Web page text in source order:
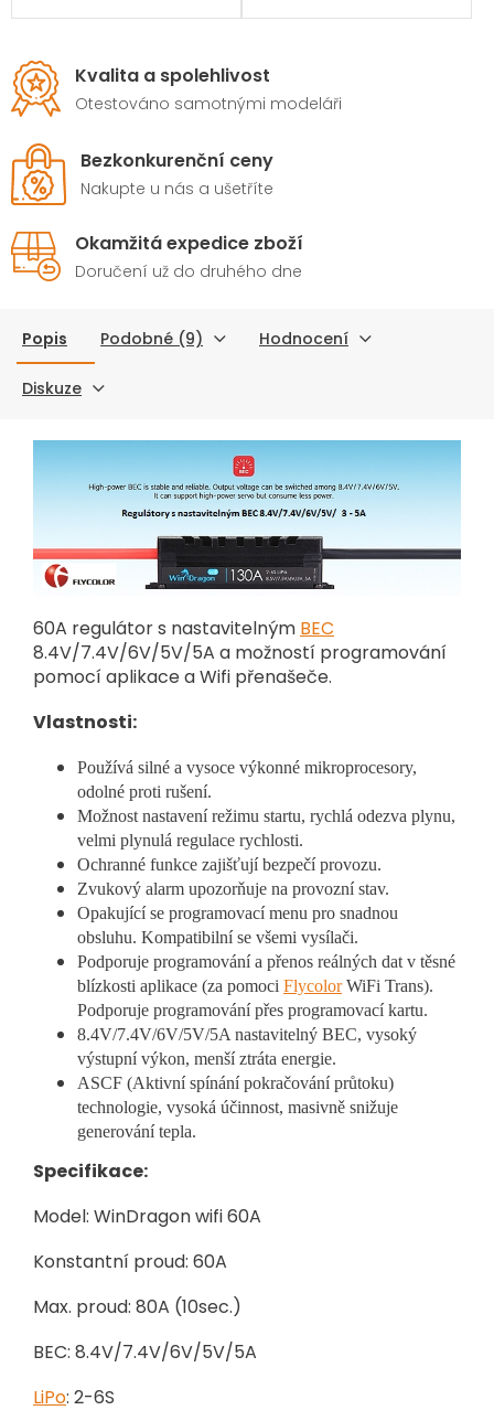
Kvalita a spolehlivost
Otestováno samotnými modeláři
Bezkonkurenční ceny
Nakupte u nás a ušetříte
Okamžitá expedice zboží
Doručení už do druhého dne
Popis Podobné (9) Hodnocení
Diskuze
60A regulátor s nastavitelným BEC
8.4V/7.4V/6V/5V/5A a možností programování
pomocí aplikace a Wifi přenašeče.
Vlastnosti:
Používá silné a vysoce výkonné mikroprocesory,
odolné proti rušení.
Možnost nastavení režimu startu, rychlá odezva plynu,
velmi plynulá regulace rychlosti.
Ochranné funkce zajišťují bezpečí provozu.
Zvukový alarm upozorňuje na provozní stav.
Opakující se programovací menu pro snadnou
obsluhu. Kompatibilní se všemi vysílači.
Podporuje programování a přenos reálných dat v těsné
blízkosti aplikace (za pomoci FlycolorWiFi Trans).
Podporuje programování přes programovací kartu.
8.4V/7.4V/6V/5V/5A nastavitelný BEC, vysoký
výstupní výkon, menší ztráta energie.
ASCF (Aktivní spínání pokračování průtoku)
technologie, vysoká účinnost, masivně snižuje
generování tepla.
Specifikace:
Model: WinDragon wifi 60A
Konstantní proud: 60A
Max. proud: 80A (10sec.)
BEC: 8.4V/7.4V/6V/5V/5A
LiPo: 2-6S